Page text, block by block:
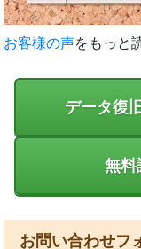
お客様の声をもっと
データ復
無料
お問い合わせフ